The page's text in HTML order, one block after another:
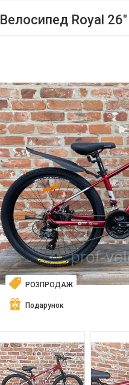
Велосипед Royal
РОЗПРОДАЖ
Подарунок